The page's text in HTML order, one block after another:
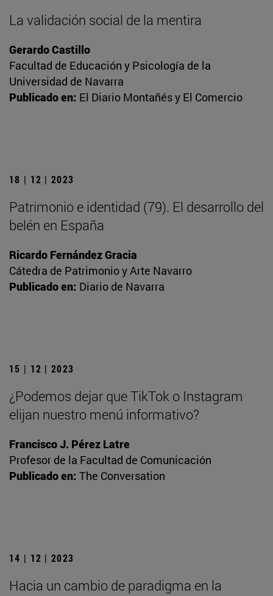
La validación social de la mentira
Gerardo Castillo
Facultad de Educación y Psicología de la
Universidad de Navarra
Publicado en: El Diario Montañés y El Comercio
18 | 12 | 2023
Patrimonio e identidad (79). El desarrollo del
belén en España
Ricardo Fernández Gracia
Cátedra de Patrimonio y Arte Navarro
Publicado en: Diario de Navarra
15 | 12 | 2023
¿Podemos dejar que TikTok o Instagram
elijan nuestro menú informativo?
Francisco J. Pérez Latre
Profesor de la Facultad de Comunicación
Publicado en: The Conversation
14 | 12 | 2023
Hacia un cambio de paradigma en la